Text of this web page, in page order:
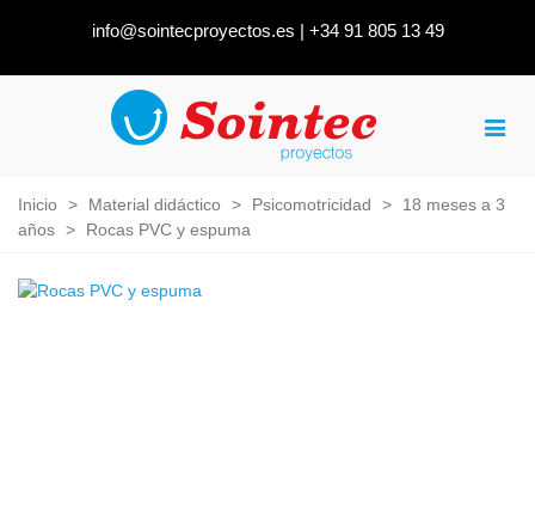
info@sointecproyectos.es | +34 91 805 13 49
Inicio > Material didáctico > Psicomotricidad >
18 meses a 3
años > Rocas PVC y espuma